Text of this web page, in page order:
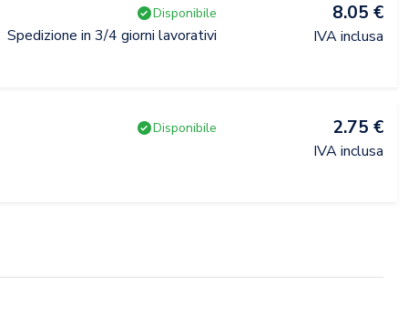
Disponibile
Spedizione in 3/4 giorni lavorativi
8.05 €
IVA inclusa
Disponibile 2.75 €
IVA inclusa